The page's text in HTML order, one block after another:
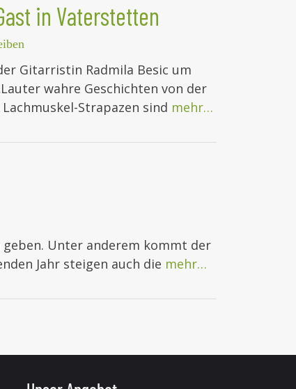
in Vaterstetten
Gitarristin Radmila Besic um
wahre Geschichten von der
Strapazen sind mehr…
Unter anderem kommt der
Jahr steigen auch die mehr…